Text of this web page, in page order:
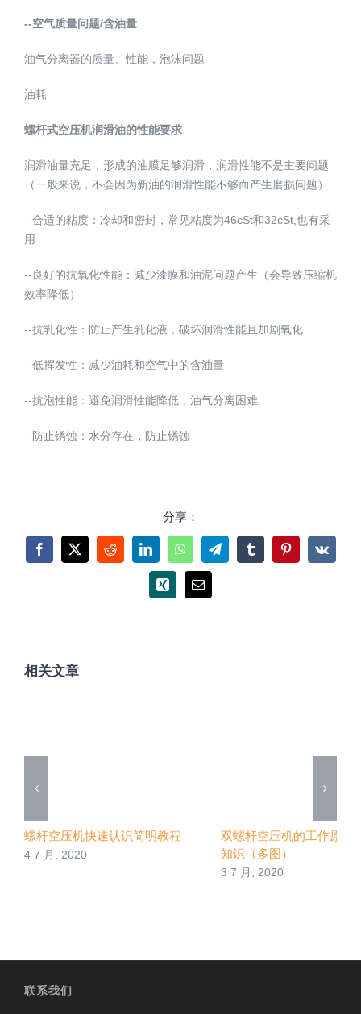
--空气质量问题/含油量
油气分离器的质量、性能，泡沫问题
油耗
螺杆式空压机润滑油的性能要求
润滑油量充足，形成的油膜足够润滑，润滑性能不是主要问题
（一般来说，不会因为新油的润滑性能不够而产生磨损问题）
--合适的粘度：冷却和密封，常见粘度为46cSt和32cSt,也有采
用
--良好的抗氧化性能：减少漆膜和油泥问题产生（会导致压缩机
效率降低）
--抗乳化性：防止产生乳化液，破坏润滑性能且加剧氧化
--低挥发性：减少油耗和空气中的含油量
--抗泡性能：避免润滑性能降低，油气分离困难
--防止锈蚀：水分存在，防止锈蚀
分享：
Facebook
X RedditLinkedInWhatsAppTelegramTumblrPinterest
Vk
Xing
电
相关文章
螺杆空压机快速认识简明教程
4 7 月, 2020
双螺杆空压机的工作原理
知识（多图）
3 7 月, 2020
联系我们